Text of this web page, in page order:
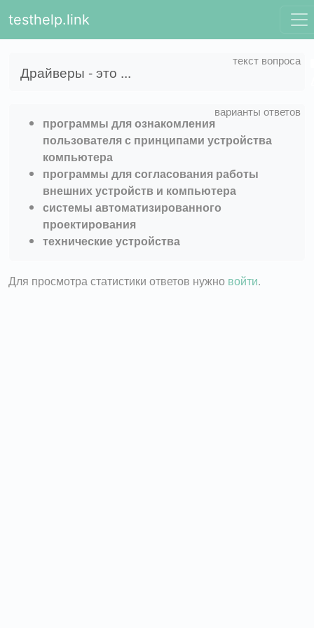
testhelp.link
Драйверы - это ...
программы для ознакомления
пользователя с принципами устройства
компьютера
программы для согласования работы
внешних устройств и компьютера
системы автоматизированного
проектирования
технические устройства
Для просмотра статистики ответов нужно войти.